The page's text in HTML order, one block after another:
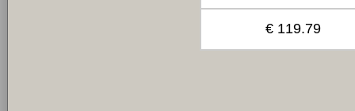
€ 119.79